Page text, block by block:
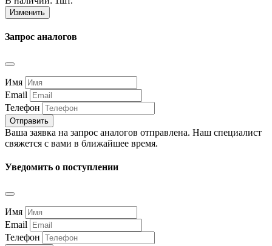
Изменить
Запрос аналогов
Имя
Email
Телефон
Отправить
Ваша заявка на запрос аналогов отправлена. Наш специалист
свяжется с вами в ближайшее время.
Уведомить о поступлении
Имя
Email
Телефон